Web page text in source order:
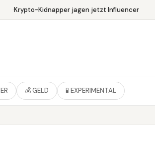
Krypto-Kidnapper jagen jetzt Influencer
💰 GELD 🧪 EXPERIMENTAL